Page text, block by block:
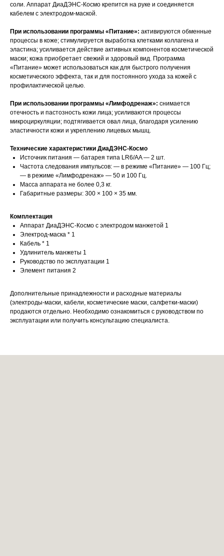
соли. Аппарат ДиаДЭНС-Космо крепится на руке и соединяется
кабелем с электродом-маской.
При использовании программы «Питание»: активируются обменные
процессы в коже; стимулируется выработка клетками коллагена и
эластина; усиливается действие активных компонентов косметической
маски; кожа приобретает свежий и здоровый вид. Программа
«Питание» может использоваться как для быстрого получения
косметического эффекта, так и для постоянного ухода за кожей с
профилактической целью.
При использовании программы «Лимфодренаж»: снимается
отечность и пастозность кожи лица; усиливаются процессы
микроциркуляции; подтягивается овал лица, благодаря усилению
эластичности кожи и укреплению лицевых мышц.
Технические характеристики ДиаДЭНС-Космо
Источник питания — батарея типа LR6/AA — 2 шт.
Частота следования импульсов: — в режиме «Питание» — 100 Гц;
— в режиме «Лимфодренаж» — 50 и 100 Гц.
Масса аппарата не более 0,3 кг.
Габаритные размеры: 300 × 100 × 35 мм.
Комплектация
Аппарат ДиаДЭНС-Космо с электродом манжетой 1
Электрод-маска * 1
Кабель * 1
Удлинитель манжеты 1
Руководство по эксплуатации 1
Элемент питания 2
Дополнительные принадлежности и расходные материалы
(электроды-маски, кабели, косметические маски, салфетки-маски)
продаются отдельно. Необходимо ознакомиться с руководством по
эксплуатации или получить консультацию специалиста.